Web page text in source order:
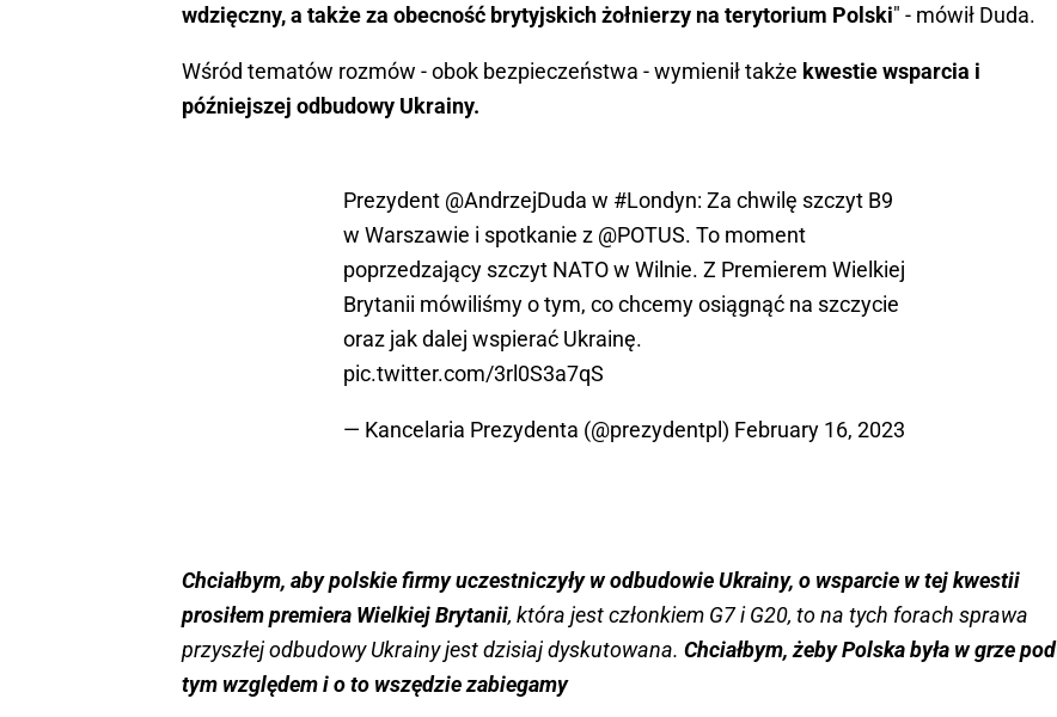
wdzięczny, a także za obecność brytyjskich żołnierzy na terytorium Polski" - mówił Duda.
Wśród tematów rozmów - obok bezpieczeństwa - wymienił także kwestie wsparcia i
późniejszej odbudowy Ukrainy.
Prezydent @AndrzejDuda w #Londyn: Za chwilę szczyt B9
w Warszawie i spotkanie z @POTUS. To moment
poprzedzający szczyt NATO w Wilnie. Z Premierem Wielkiej
Brytanii mówiliśmy o tym, co chcemy osiągnąć na szczycie
oraz jak dalej wspierać Ukrainę.
pic.twitter.com/3rl0S3a7qS
— Kancelaria Prezydenta (@prezydentpl) February 16, 2023
Chciałbym, aby polskie firmy uczestniczyły w odbudowie Ukrainy, o wsparcie w tej kwestii
prosiłem premiera Wielkiej Brytanii, która jest członkiem G7 i G20, to na tych forach sprawa
przyszłej odbudowy Ukrainy jest dzisiaj dyskutowana. Chciałbym, żeby Polska była w grze pod
tym względem i o to wszędzie zabiegamy